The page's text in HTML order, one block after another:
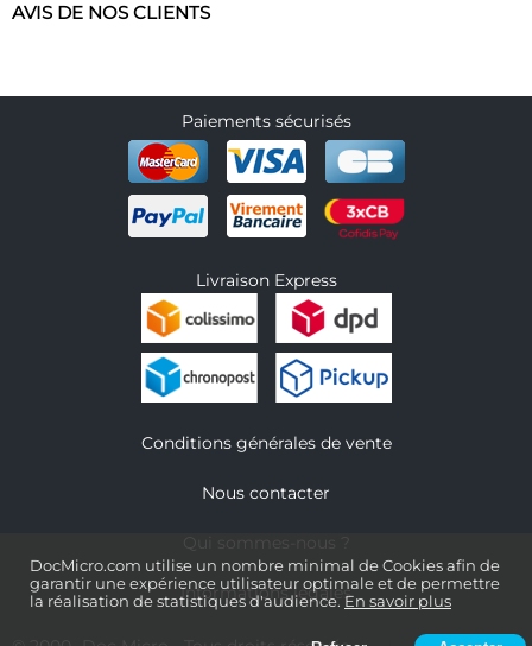
DocMicro.com utilise un nombre minimal de Cookies afin de
garantir une expérience utilisateur optimale et de permettre
la réalisation de statistiques d'audience. En savoir plus
AVIS DE NOS CLIENTS
Paiements sécurisés
Livraison Express
Conditions générales de vente
Nous contacter
Informations légales